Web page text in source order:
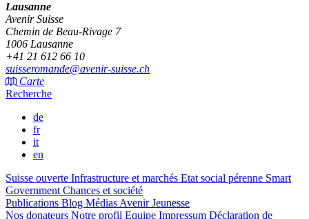
Lausanne
Avenir Suisse
Chemin de Beau-Rivage 7
1006 Lausanne
+41 21 612 66 10
suisseromande@avenir-suisse.ch
Carte
Recherche
de
fr
it
en
Suisse ouverte Infrastructure et marchés Etat social pérenne Smart
Government Chances et société
Publications Blog Médias Avenir Jeunesse
Nos donateurs Notre profil Equipe Impressum Déclaration de